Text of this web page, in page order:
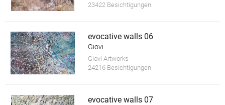
23422 Besichtigungen
evocative walls 06
Giovi
Giovi Artworks
24216 Besichtigungen
evocative walls 07